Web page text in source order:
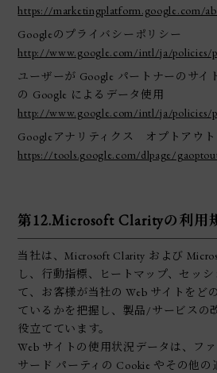
https://marketingplatform.google.com/
Googleのプライバシーポリシー
http://www.google.com/intl/ja/policies/
ユーザーが Google パートナーのサイ
の Google によるデータ使用
http://www.google.com/intl/ja/policies/
Googleアナリティクス オプトアウ
https://tools.google.com/dlpage/
第12.Microsoft Clarityの利用
当社は、Microsoft Clarity および
し、行動指標、ヒートマップ、セッ
て、お客様が当社の Web サイトをど
ているかを把握し、製品/サービスの
役立てています。
Web サイトの使用状況データは、フ
サード パーティの Cookie やその他